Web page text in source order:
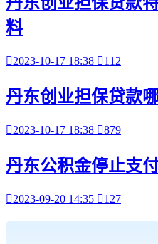
料
2023-10-17 18:38 112
丹东创业担保贷款
2023-10-17 18:38 879
丹东公积金停止支
2023-09-20 14:35 127